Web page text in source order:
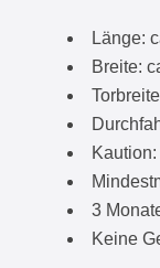
Länge:
Breite:
3
Keine